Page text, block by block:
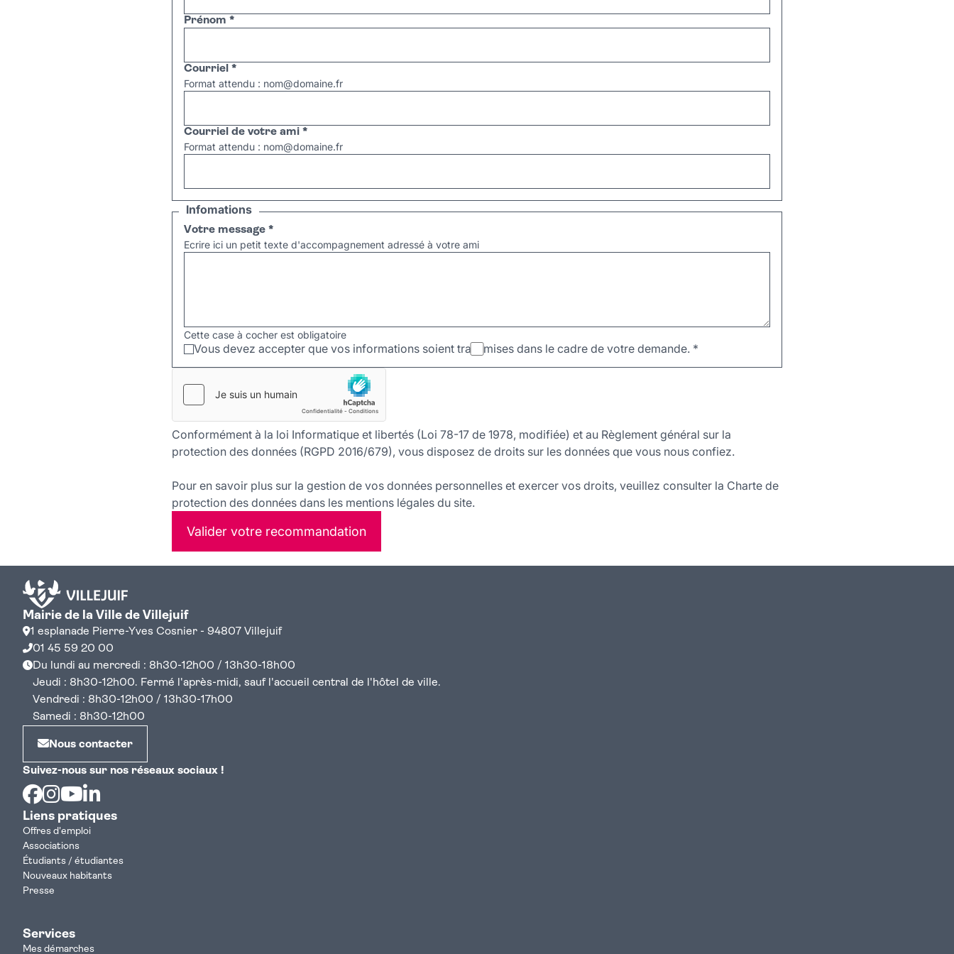
Prénom *
Courriel *
Format attendu : nom@domaine.fr
Courriel de votre ami *
Format attendu : nom@domaine.fr
Infomations
Votre message *
Ecrire ici un petit texte d'accompagnement adressé à votre ami
Cette case à cocher est obligatoire
Vous devez accepter que vos informations soient transmises dans le cadre de votre demande. *
Conformément à la loi Informatique et libertés (Loi 78-17 de 1978, modifiée) et au Règlement général sur la
protection des données (RGPD 2016/679), vous disposez de droits sur les données que vous nous confiez.
Pour en savoir plus sur la gestion de vos données personnelles et exercer vos droits, veuillez consulter la Charte de
protection des données dans les mentions légales du site.
Valider votre recommandation
Mairie de la Ville de Villejuif
1 esplanade Pierre-Yves Cosnier - 94807 Villejuif
01 45 59 20 00
Du lundi au mercredi : 8h30-12h00 / 13h30-18h00
Jeudi : 8h30-12h00. Fermé l'après-midi, sauf l'accueil central de l'hôtel de ville.
Vendredi : 8h30-12h00 / 13h30-17h00
Samedi : 8h30-12h00
Nous contacter
Suivez-nous sur nos réseaux sociaux !
Facebook
Instagram
Youtube
Liens pratiques
Offres d'emploi
Associations
Étudiants / étudiantes
Nouveaux habitants
Presse
Services
Mes démarches